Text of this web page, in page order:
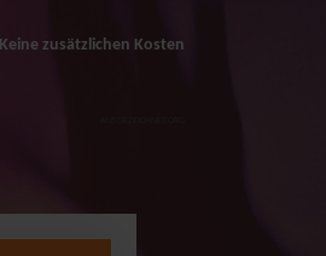
Keine zusätzlichen Kosten